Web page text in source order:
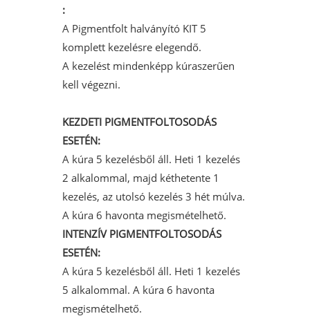
:
A Pigmentfolt halványító KIT 5
komplett kezelésre elegendő.
A kezelést mindenképp kúraszerűen
kell végezni.
KEZDETI PIGMENTFOLTOSODÁS
ESETÉN:
A kúra 5 kezelésből áll. Heti 1 kezelés
2 alkalommal, majd kéthetente 1
kezelés, az utolsó kezelés 3 hét múlva.
A kúra 6 havonta megismételhető.
INTENZÍV PIGMENTFOLTOSODÁS
ESETÉN:
A kúra 5 kezelésből áll. Heti 1 kezelés
5 alkalommal. A kúra 6 havonta
megismételhető.